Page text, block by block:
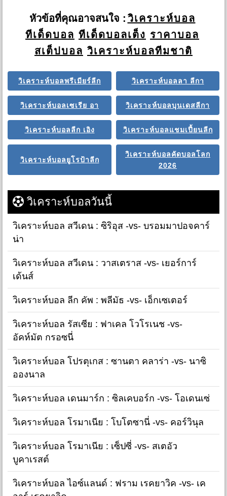
หัวข้อที่คุณอาจสนใจ : วิเคราะห์บอล
ทีเด็ดบอล ทีเด็ดบอลเต็ง ราคาบอล
สเต็ปบอล วิเคราะห์บอลทีมชาติ
วิเคราะห์บอลพรีเมียร์ลีก วิเคราะห์บอลลา ลีกา
วิเคราะห์บอลเซเรีย อา วิเคราะห์บอลบุนเดสลีกา
วิเคราะห์บอลลีก เอิง วิเคราะห์บอลแชมเปี้ยนลีก
วิเคราะห์บอลยูโรป้าลีก
วิเคราะห์บอลคัดบอลโลก
2026
วิเคราะห์บอลวันนี้
วิเคราะห์บอล สวีเดน : ซิริอุส -vs- บรอมมาปอจคาร์
น่า
วิเคราะห์บอล สวีเดน : วาสเตราส -vs- เยอร์การ์
เด้นส์
วิเคราะห์บอล ลีก คัพ : พลีมัธ -vs- เอ็กเซเตอร์
วิเคราะห์บอล รัสเซีย : ฟาเคล โวโรเนช -vs-
อัคห์มัต กรอซนี่
วิเคราะห์บอล โปรตุเกส : ซานตา คลาร่า -vs- นาซิ
อองนาล
วิเคราะห์บอล เดนมาร์ก : ซิลเคบอร์ก -vs- โอเดนเซ่
วิเคราะห์บอล โรมาเนีย : โบโตซานี่ -vs- คอร์วินุล
วิเคราะห์บอล โรมาเนีย : เซ็ปซี่ -vs- สเตอัว
บูคาเรสต์
วิเคราะห์บอล ไอซ์แลนด์ : ฟราม เรคยาวิค -vs- เค